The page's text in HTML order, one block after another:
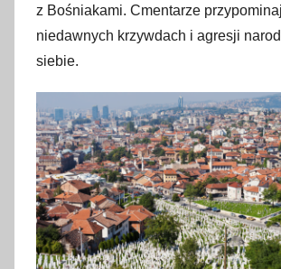
z Bośniakami. Cmentarze
niedawnych krzywdach i agresji
siebie.